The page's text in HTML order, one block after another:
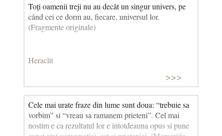
Toți oamenii treji nu au decât un singur univers, pe
când cei ce dorm au, fiecare, universul lor.
(Fragmente originale)
Heraclit
>>>
Cele mai urate fraze din lume sunt doua: “trebuie sa
vorbim” si “vreau sa ramanem prieteni”. Cel mai
nostim e ca rezultatul lor e intotdeauna opus si pune